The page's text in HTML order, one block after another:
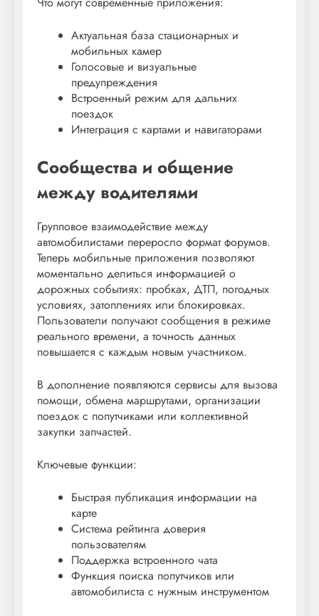
Актуальная база стационарных и
мобильных камер
Голосовые и визуальные
предупреждения
Встроенный режим для дальних
поездок
Интеграция с картами и навигаторами
Сообщества и общение
между водителями
Групповое взаимодействие между
автомобилистами переросло формат форумов.
Теперь мобильные приложения позволяют
моментально делиться информацией о
дорожных событиях: пробках, ДТП, погодных
условиях, затоплениях или блокировках.
Пользователи получают сообщения в режиме
реального времени, а точность данных
повышается с каждым новым участником.
В дополнение появляются сервисы для вызова
помощи, обмена маршрутами, организации
поездок с попутчиками или коллективной
закупки запчастей.
Ключевые функции:
Быстрая публикация информации на
карте
Система рейтинга доверия
пользователям
Поддержка встроенного чата
Функция поиска попутчиков или
автомобилиста с нужным инструментом